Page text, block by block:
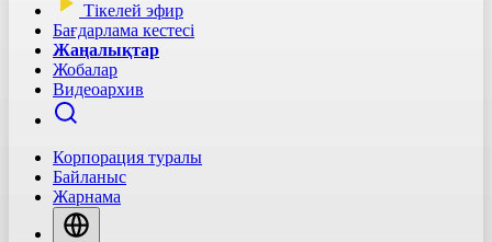
Тікелей эфир
Бағдарлама кестесі
Жаңалықтар
Жобалар
Видеоархив
Корпорация туралы
Байланыс
Жарнама